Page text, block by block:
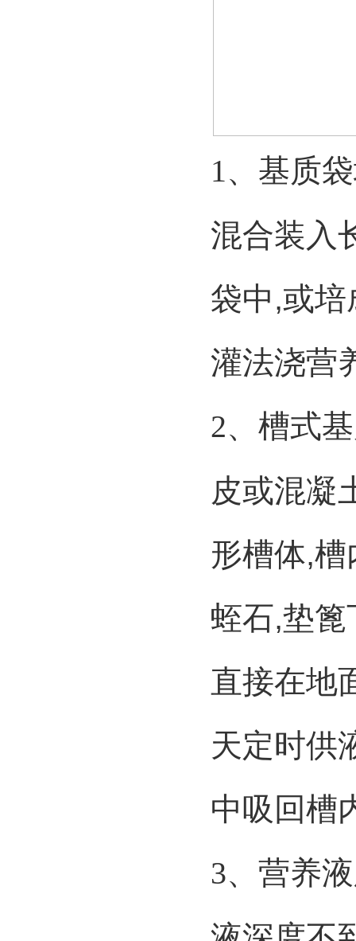
1、基质
混合装入
袋中,或培
灌法浇营
2、槽式
皮或混凝
形槽体,槽
蛭石,垫篦
直接在地
天定时供
中吸回槽
3、营养